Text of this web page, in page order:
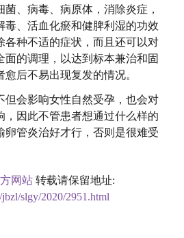
、病毒、病原体，消除炎症，
毒、活血化瘀和健脾利湿的功效
各种不适的症状，而且还可以对
面的调理，以达到标本兼治和固
后不易出现复发的情况。
但会影响女性自然受孕，也会对
，因此不管患者想通过什么样的
卵管炎治好才行，否则是很难受
网站 转载请保留地址:
slgy/2020/2951.html